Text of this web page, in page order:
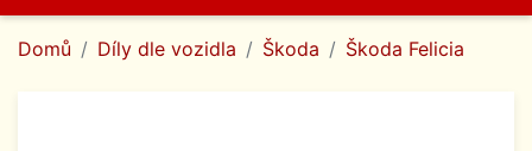
Domů Díly dle vozidla Škoda Škoda Felicia